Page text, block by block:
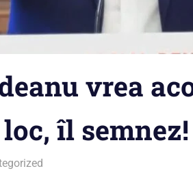
vrea
îl